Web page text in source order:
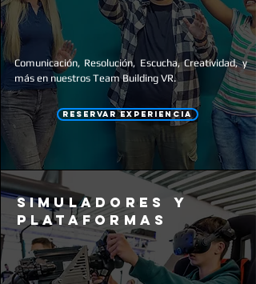
Comunicación, Resolución, Escucha, Creatividad, y
más en nuestros Team Building VR.
RESERVAR EXPERIENCIA
simuladores y
plataformas